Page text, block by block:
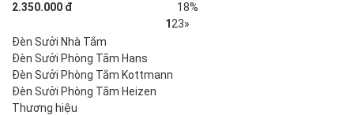
2.350.000 đ
18%
1 23»
Đèn Sưởi Nhà Tắm
Đèn Sưởi Phòng Tắm Hans
Đèn Sưởi Phòng Tắm Kottmann
Đèn Sưởi Phòng Tắm Heizen
Thương hiệu